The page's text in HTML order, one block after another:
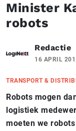
Minister
robots
Redactie
16 APRIL
TRANSPORT &
Robots mogen
logistiek
moeten we